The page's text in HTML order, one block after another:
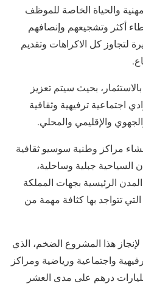
والحياة الخاصة للموظف
أكثر وتشجيعهم وإنصافهم
لتجاوز كل الاكراهات وتقديم
بحيث سيتم تعزيز
اجتماعية ترفيهية وثقافية
والإقليمي والمحلي.
مراكز وطنية سوسيو ثقافية
جبلية وساحلية،
الرئيسية بجهات المملكة
تتواجد بها كثافة مهمة من
لإنجاز هذا المشروع الضخم، الذي
واجتماعية ورياضية ومراكز
بالاصطياف، ما يفوق 2 مليارات درهم على مدى العشر